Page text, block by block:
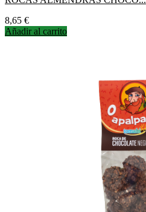
Precio
8,65 €
Añadir al carrito